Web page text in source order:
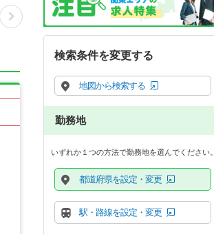
検索条件を変更する
地図から検索する
勤務地
いずれか１つの方法で勤務地を選んでください。
都道府県を設定・変更
駅・路線を設定・変更